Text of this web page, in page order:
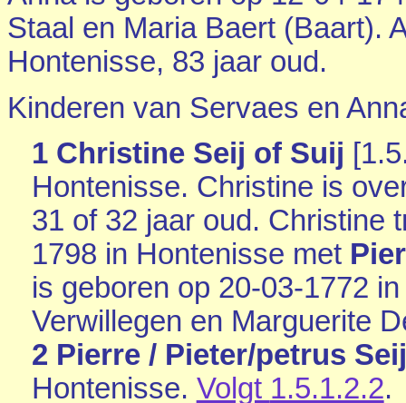
Staal en Maria Baert (Baart).
Hontenisse, 83 jaar oud.
Kinderen van Servaes en
1 Christine Seij of Suij [
Hontenisse. Christine is
31 of 32 jaar oud. Christine
1798 in Hontenisse met
is geboren op 20-03-1772
Verwillegen en Marguerite
2 Pierre / Pieter/petrus
Hontenisse. Volgt 1.5.1.2.2.